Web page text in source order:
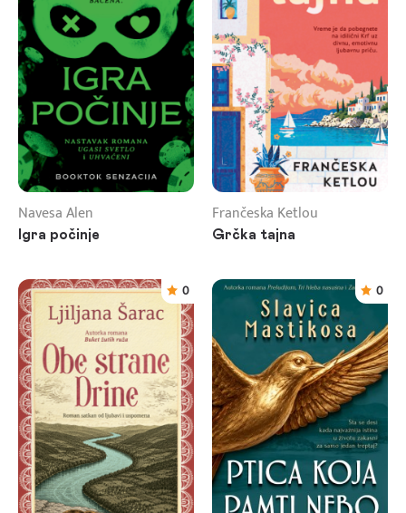
Navesa Alen
Igra počinje
Frančeska Ketlou
Grčka tajna
0 0